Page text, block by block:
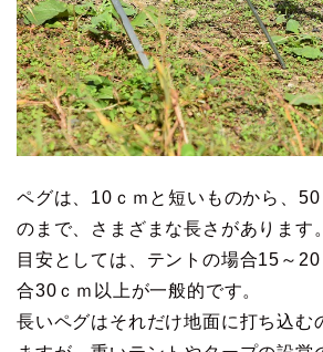
ペグは、10ｃｍと短いものから、
のまで、さまざまな長さがあります。
目安としては、テントの場合15～
合30ｃｍ以上が一般的です。
長いペグはそれだけ地面に打ち込む